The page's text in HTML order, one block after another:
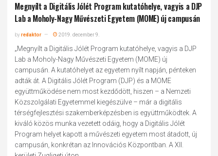
Megnyílt a Digitális Jólét Program kutatóhelye, vagyis a DJP
Lab a Moholy-Nagy Művészeti Egyetem (MOME) új campusán
byredaktor 2019. december 9.
„Megnyílt a Digitális Jólét Program kutatóhelye, vagyis a DJP
Lab a Moholy-Nagy Művészeti Egyetem (MOME) új
campusán. A kutatóhelyet az egyetem nyílt napján, pénteken
adták át. A Digitális Jólét Program (DJP) és a MOME
együttműködése nem most kezdődött, hiszen – a Nemzeti
Közszolgálati Egyetemmel kiegészülve – már a digitális
térségfejlesztési szakemberképzésben is együttműködtek. A
kiváló közös munka vezetett odáig, hogy a Digitális Jólét
Program helyet kapott a művészeti egyetem most átadott, új
campusán, konkrétan az Innovációs Központban. A XII.